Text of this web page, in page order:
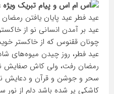
عید فطر عید پایان یافتن
عید بر آمدن انسانی نو از
چونان ققنوس که از خاکستر
عید فطر، روز چیدن میوه‌های
رمضان رفت، ولی کاش صفایش
سحر و جوشن و قرآن و دعایش
کاشکی پر شده باشد دلم از نور